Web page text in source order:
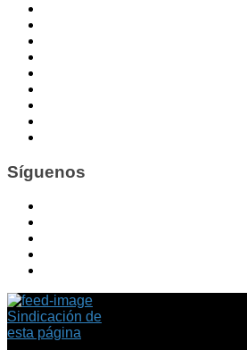
Síguenos
Sindicación de
esta página